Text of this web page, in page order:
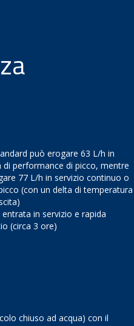
può erogare 63 L/h in
performance di picco, mentre
77 L/h in servizio continuo o
(con un delta di temperatura
in servizio e rapida
(circa 3 ore)
chiuso ad acqua) con il